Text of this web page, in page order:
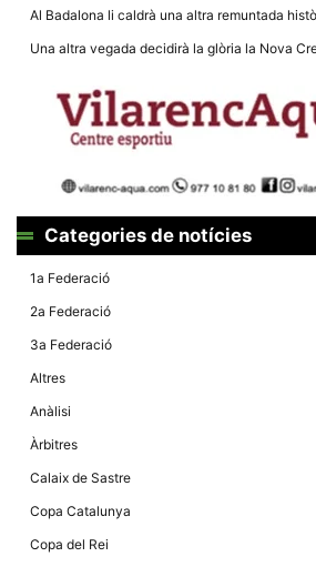
Al Badalona li caldrà una altra remuntada
Una altra vegada decidirà la glòria la Nova
Categories de notícies
1a Federació
2a Federació
3a Federació
Altres
Anàlisi
Àrbitres
Calaix de Sastre
Copa Catalunya
Copa del Rei
són
són
web.